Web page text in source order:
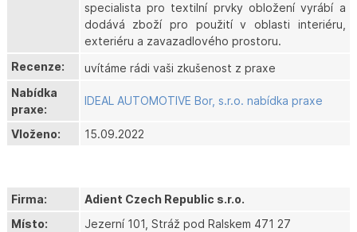
specialista pro textilní prvky obložení vyrábí a
dodává zboží pro použití v oblasti interiéru,
exteriéru a zavazadlového prostoru.
Recenze:
uvítáme rádi vaši zkušenost z praxe
Nabídka
praxe:
IDEAL AUTOMOTIVE Bor, s.r.o. nabídka praxe
Vloženo: 15.09.2022
Firma:
Adient Czech Republic s.r.o.
Místo:
Jezerní 101, Stráž pod Ralskem 471 27